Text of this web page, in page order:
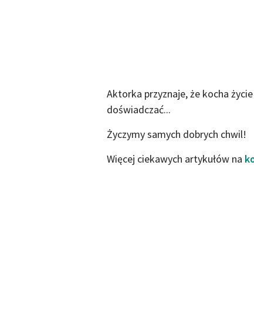
Aktorka przyznaje, że kocha
doświadczać...
Życzymy samych dobrych chwil!
Więcej ciekawych artykułów na